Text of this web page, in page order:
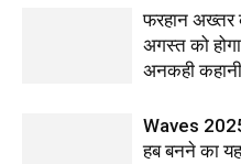
फरहान अख्तर
अगस्त को
अनकही कहानी
Waves
हब बनने का